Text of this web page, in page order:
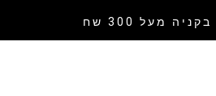
בקניה מעל 300 שח